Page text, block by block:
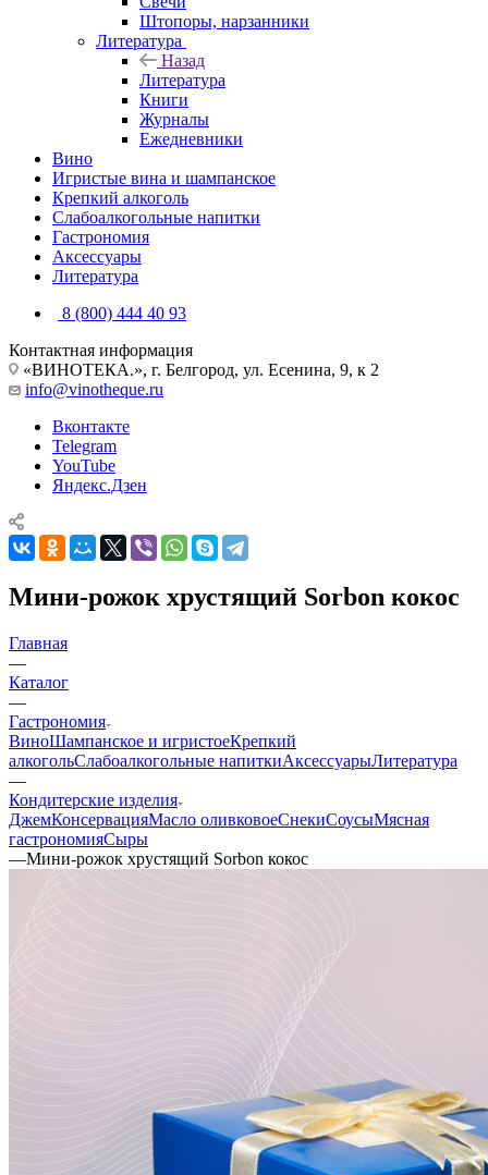
Штопоры, нарзанники
Литература
Назад
Литература
Книги
Журналы
Ежедневники
Вино
Игристые вина и шампанское
Крепкий алкоголь
Слабоалкогольные напитки
Гастрономия
Аксессуары
Литература
8 (800) 444 40 93
Контактная информация
«ВИНОТЕКА.», г. Белгород, ул. Есенина, 9, к 2
info@vinotheque.ru
Вконтакте
Telegram
YouTube
Яндекс.Дзен
Мини-рожок хрустящий Sorbon кокос
Главная
—
Каталог
—
Гастрономия
ВиноШампанское и игристоеКрепкий
алкогольСлабоалкогольные напиткиАксессуарыЛитература
—
Кондитерские изделия
ДжемКонсервацияМасло оливковоеСнекиСоусыМясная
гастрономияСыры
—Мини-рожок хрустящий Sorbon кокос